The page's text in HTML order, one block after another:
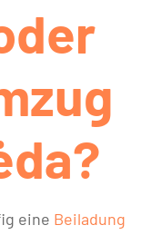
eine Beiladung